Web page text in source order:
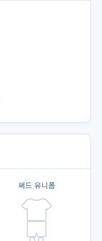
써드 유니폼